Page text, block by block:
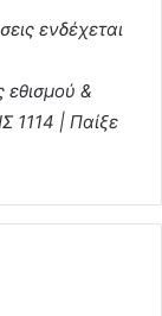
ενδέχεται
&
1114 | Παίξε